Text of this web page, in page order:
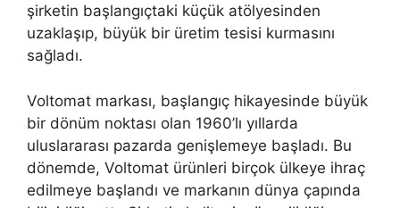
şirketin başlangıçtaki küçük atölyesinden
uzaklaşıp, büyük bir üretim tesisi kurmasını
sağladı.
Voltomat markası, başlangıç hikayesinde büyük
bir dönüm noktası olan 1960’lı yıllarda
uluslararası pazarda genişlemeye başladı. Bu
dönemde, Voltomat ürünleri birçok ülkeye ihraç
edilmeye başlandı ve markanın dünya çapında